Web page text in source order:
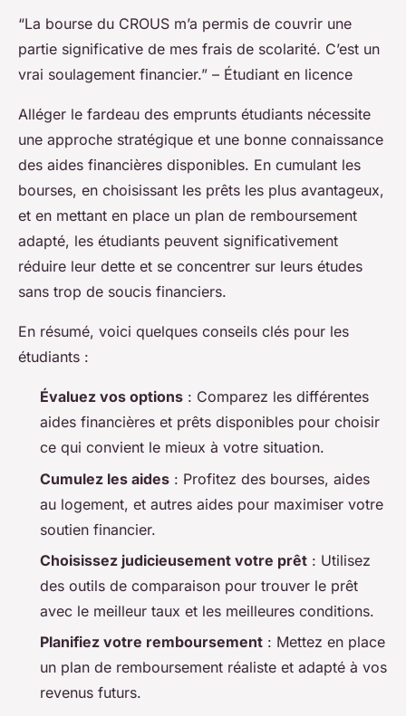
“La bourse du CROUS m’a permis de couvrir une
partie significative de mes frais de scolarité. C’est un
vrai soulagement financier.” – Étudiant en licence
Alléger le fardeau des emprunts étudiants nécessite
une approche stratégique et une bonne connaissance
des aides financières disponibles. En cumulant les
bourses, en choisissant les prêts les plus avantageux,
et en mettant en place un plan de remboursement
adapté, les étudiants peuvent significativement
réduire leur dette et se concentrer sur leurs études
sans trop de soucis financiers.
En résumé, voici quelques conseils clés pour les
étudiants :
Évaluez vos options : Comparez les différentes
aides financières et prêts disponibles pour choisir
ce qui convient le mieux à votre situation.
Cumulez les aides : Profitez des bourses, aides
au logement, et autres aides pour maximiser votre
soutien financier.
Choisissez judicieusement votre prêt : Utilisez
des outils de comparaison pour trouver le prêt
avec le meilleur taux et les meilleures conditions.
Planifiez votre remboursement : Mettez en place
un plan de remboursement réaliste et adapté à vos
revenus futurs.